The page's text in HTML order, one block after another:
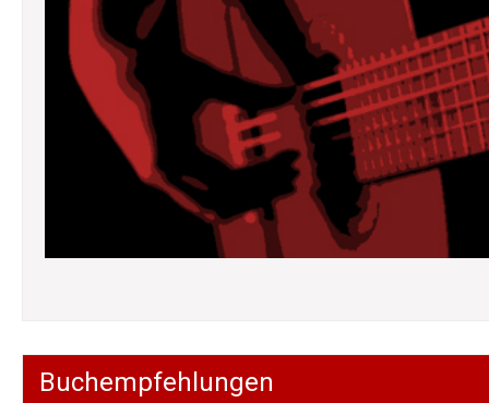
Buchempfehlungen